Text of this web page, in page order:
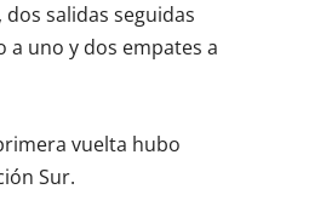
salidas seguidas
uno y dos empates a
vuelta hubo
Sur.